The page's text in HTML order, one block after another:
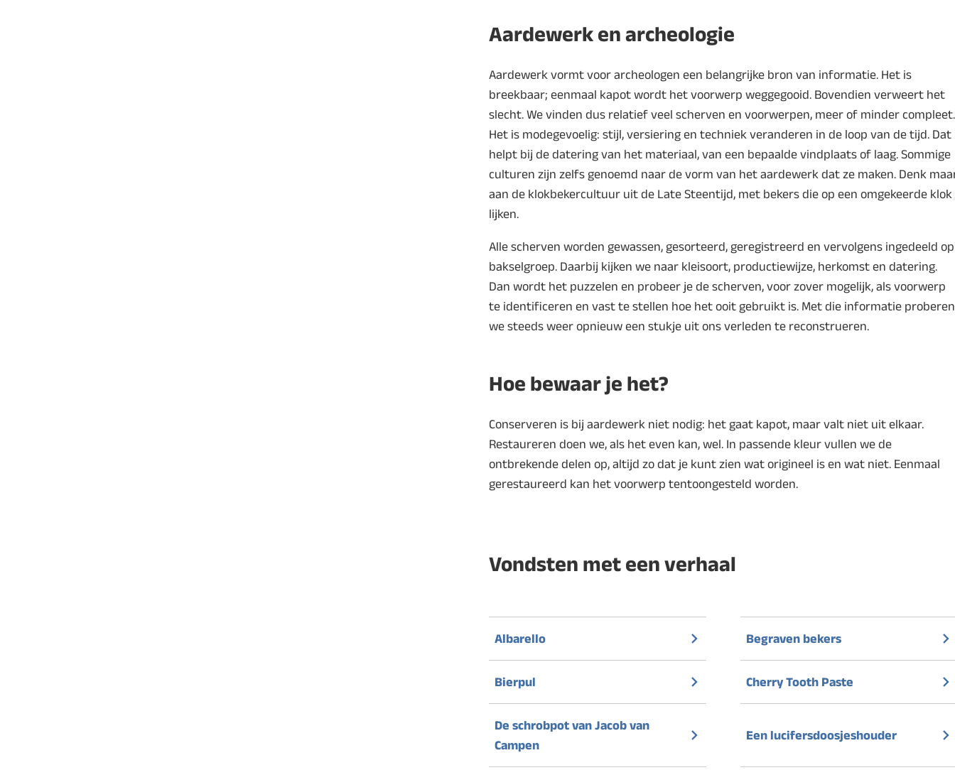
Aardewerk en archeologie
Aardewerk vormt voor archeologen een belangrijke bron van informatie. Het is
breekbaar; eenmaal kapot wordt het voorwerp weggegooid. Bovendien verweert het
slecht. We vinden dus relatief veel scherven en voorwerpen, meer of minder compleet.
Het is modegevoelig: stijl, versiering en techniek veranderen in de loop van de tijd. Dat
helpt bij de datering van het materiaal, van een bepaalde vindplaats of laag. Sommige
culturen zijn zelfs genoemd naar de vorm van het aardewerk dat ze maken. Denk
aan de klokbekercultuur uit de Late Steentijd, met bekers die op een omgekeerde klok
lijken.
Alle scherven worden gewassen, gesorteerd, geregistreerd en vervolgens ingedeeld op
bakselgroep. Daarbij kijken we naar kleisoort, productiewijze, herkomst en datering.
Dan wordt het puzzelen en probeer je de scherven, voor zover mogelijk, als voorwerp
te identificeren en vast te stellen hoe het ooit gebruikt is. Met die informatie proberen
we steeds weer opnieuw een stukje uit ons verleden te reconstrueren.
Hoe bewaar je het?
Conserveren is bij aardewerk niet nodig: het gaat kapot, maar valt niet uit elkaar.
Restaureren doen we, als het even kan, wel. In passende kleur vullen we de
ontbrekende delen op, altijd zo dat je kunt zien wat origineel is en wat niet. Eenmaal
gerestaureerd kan het voorwerp tentoongesteld worden.
Vondsten met een verhaal
Albarello Begraven bekers
Bierpul Cherry Tooth Paste
De schrobpot van Jacob van
Campen
Een lucifersdoosjeshouder